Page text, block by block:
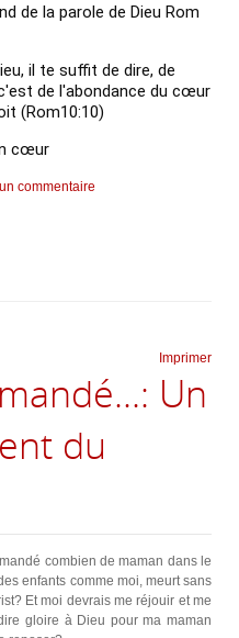
de la parole de Dieu Rom
il te suffit de dire, de
de l'abondance du cœur
(Rom10:10)
cœur
commentaire
Imprimer
Un
du
combien de maman dans le
enfants comme moi, meurt sans
Et moi devrais me réjouir et me
gloire à Dieu pour ma maman